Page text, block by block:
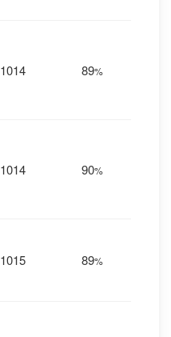
1014 89%
1014 90%
1015 89%